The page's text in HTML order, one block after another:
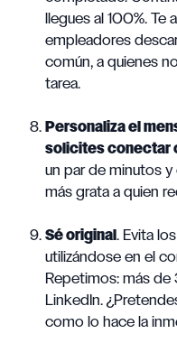
llegues al 100%.
empleadores
común, a quienes
tarea.
Personaliza el
solicites conectar
un par de minutos y
más grata a quien
Sé original . Evita
utilizándose en el
Repetimos: más de
LinkedIn.
como lo hace la